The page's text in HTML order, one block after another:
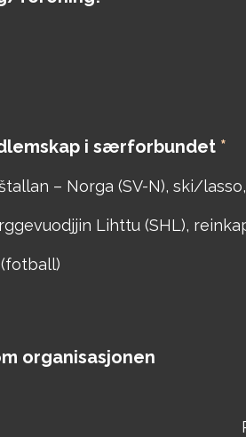
i særforbundet *
– Norga (SV-N), ski/
Lihttu (SHL),
(fotball)
organisasjonen